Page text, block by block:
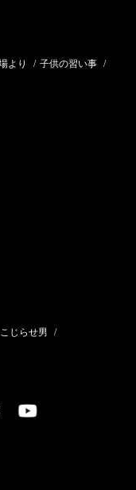
より / 子供の習い事 /
こじらせ男 /